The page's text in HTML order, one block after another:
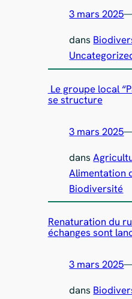
3 mars 2025
dans
Le groupe local
se structure
3 mars 2025
dans
Alimentation
Biodiversité
Renaturation du
échanges sont
3 mars 2025
dans